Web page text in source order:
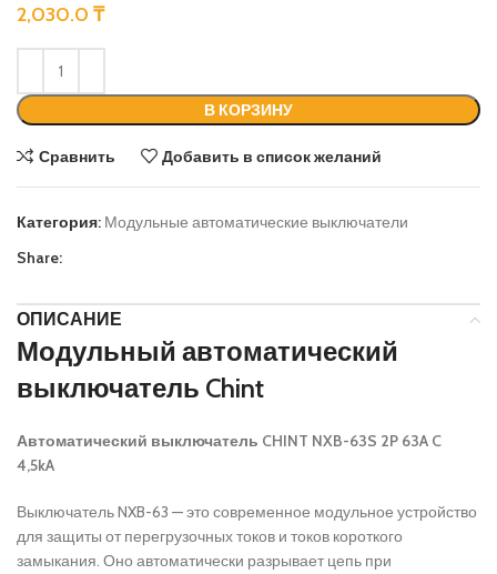
2,030.0 ₸
В КОРЗИНУ
Сравнить Добавить в список желаний
Категория: Модульные автоматические выключатели
Share:
ОПИСАНИЕ
Модульный автоматический
выключатель Chint
Автоматический выключатель CHINT NXB-63S 2P 63A C
4,5kA
Выключатель NXB-63 — это современное модульное устройство
для защиты от перегрузочных токов и токов короткого
замыкания. Оно автоматически разрывает цепь при